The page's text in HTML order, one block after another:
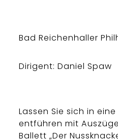
Bad Reichenhaller
Dirigent: Daniel Spaw
Lassen Sie sich in
entführen mit
Ballett „Der